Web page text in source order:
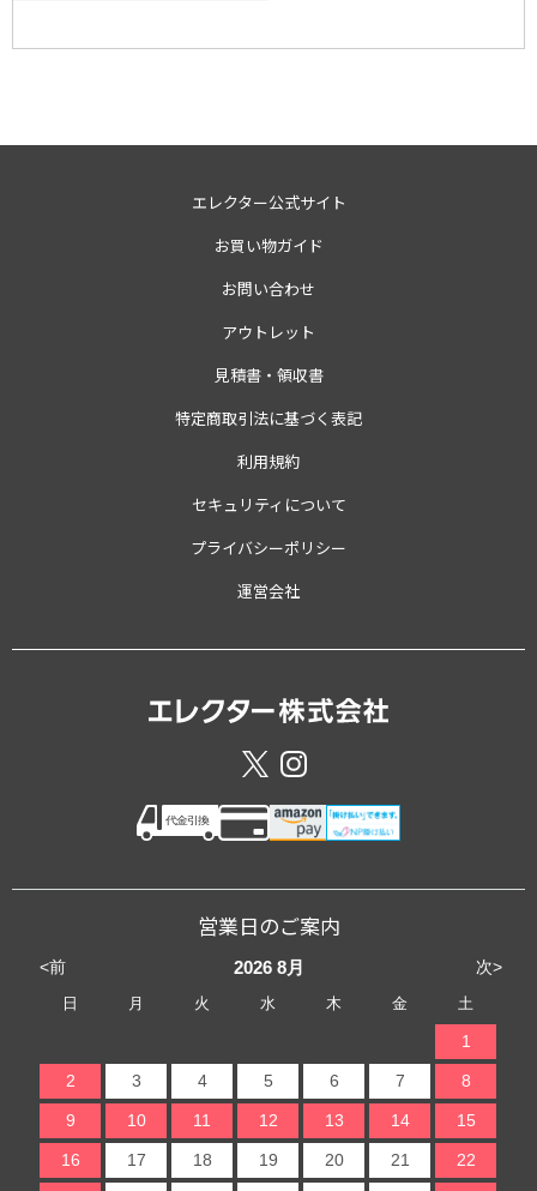
エレクター公式サイト
お買い物ガイド
お問い合わせ
アウトレット
見積書・領収書
特定商取引法に基づく表記
利用規約
セキュリティについて
プライバシーポリシー
運営会社
営業日のご案内
<前 次>
2026 8月
日 月 火 水 木 金 土
1
2 3 4 5 6 7 8
9 10 11 12 13 14 15
16 17 18 19 20 21 22